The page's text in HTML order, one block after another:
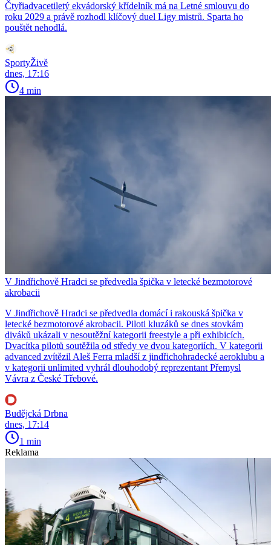
Čtyřiadvacetiletý ekvádorský křídelník má na Letné smlouvu do
roku 2029 a právě rozhodl klíčový duel Ligy mistrů. Sparta ho
pouštět nehodlá.
SportyŽivě
dnes, 17:16
4 min
V Jindřichově Hradci se předvedla špička v letecké bezmotorové
akrobacii
V Jindřichově Hradci se předvedla domácí i rakouská špička v
letecké bezmotorové akrobacii. Piloti kluzáků se dnes stovkám
diváků ukázali v nesoutěžní kategorii freestyle a při exhibicích.
Dvacítka pilotů soutěžila od středy ve dvou kategoriích. V kategorii
advanced zvítězil Aleš Ferra mladší z jindřichohradecké aeroklubu a
v kategorii unlimited vyhrál dlouhodobý reprezentant Přemysl
Vávra z České Třebové.
Budějcká Drbna
dnes, 17:14
1 min
Reklama